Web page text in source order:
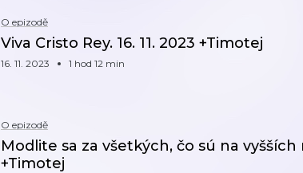
O epizodě
Viva Cristo Rey. 16. 11. 2023 +Timotej
16. 11. 2023 1 hod 12 min
O epizodě
Modlite sa za všetkých, čo sú na vyšších
+Timotej